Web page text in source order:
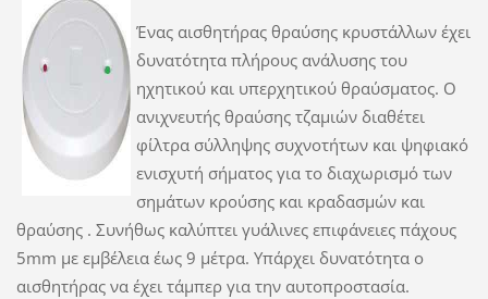
Ένας αισθητήρας θραύσης κρυστάλλων έχει
δυνατότητα πλήρους ανάλυσης του
ηχητικού και υπερχητικού θραύσματος. Ο
ανιχνευτής θραύσης τζαμιών διαθέτει
φίλτρα σύλληψης συχνοτήτων και ψηφιακό
ενισχυτή σήματος για το διαχωρισμό των
σημάτων κρούσης και κραδασμών και
θραύσης . Συνήθως καλύπτει γυάλινες επιφάνειες πάχους
5mm με εμβέλεια έως 9 μέτρα. Υπάρχει δυνατότητα ο
αισθητήρας να έχει τάμπερ για την αυτοπροστασία.